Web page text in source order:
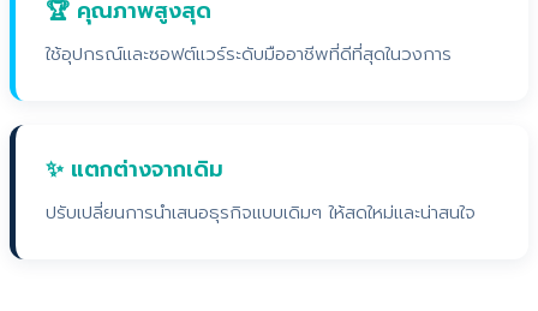
🏆 คุณภาพสูงสุด
ใช้อุปกรณ์และซอฟต์แวร์ระดับมืออาชีพที่ดีที่สุดในวงการ
✨ แตกต่างจากเดิม
ปรับเปลี่ยนการนำเสนอธุรกิจแบบเดิมๆ ให้สดใหม่และน่าสนใจ